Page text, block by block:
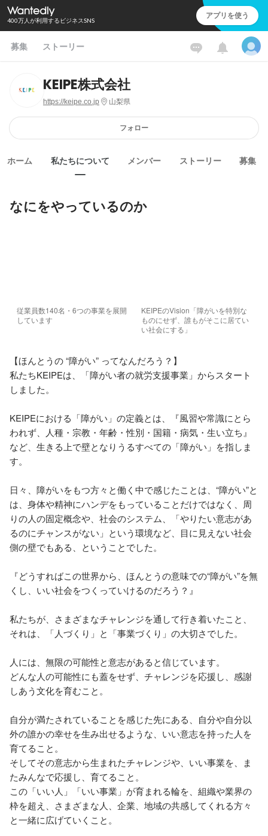
400万人が利用するビジネスSNS アプリを使う
募集 ストーリー
KEIPE株式会社
https://keipe.co.jp 山梨県
フォロー
ホーム 私たちについて メンバー ストーリー 募集
なにをやっているのか
従業員数140名・6つの事業を展開
しています
KEIPEのVision「障がいを特別な
ものにせず、誰もがそこに居てい
い社会にする」
【ほんとうの “障がい” ってなんだろう？】
私たちKEIPEは、「障がい者の就労支援事業」からスタート
しました。
KEIPEにおける「障がい」の定義とは、『風習や常識にとら
われず、人種・宗教・年齢・性別・国籍・病気・生い立ち』
など、生きる上で壁となりうるすべての「障がい」を指しま
す。
日々、障がいをもつ方々と働く中で感じたことは、“障がい”と
は、身体や精神にハンデをもっていることだけではなく、周
りの人の固定概念や、社会のシステム、「やりたい意志があ
るのにチャンスがない」という環境など、目に見えない社会
側の壁でもある、ということでした。
『どうすればこの世界から、ほんとうの意味での“障がい”を無
くし、いい社会をつくっていけるのだろう？』
私たちが、さまざまなチャレンジを通して行き着いたこと、
それは、「人づくり」と「事業づくり」の大切さでした。
人には、無限の可能性と意志があると信じています。
どんな人の可能性にも蓋をせず、チャレンジを応援し、感謝
しあう文化を育むこと。
自分が満たされていることを感じた先にある、自分や自分以
外の誰かの幸せを生み出せるような、いい意志を持った人を
育てること。
そしてその意志から生まれたチャレンジや、いい事業を、ま
たみんなで応援し、育てること。
この「いい人」「いい事業」が育まれる輪を、組織や業界の
枠を超え、さまざまな人、企業、地域の共感してくれる方々
と一緒に広げていくこと。